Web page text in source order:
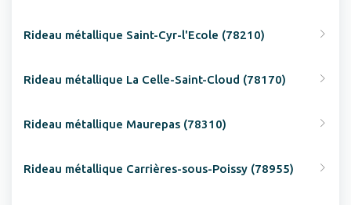
Rideau métallique Saint-Cyr-l'Ecole (78210)
Rideau métallique La Celle-Saint-Cloud (78170)
Rideau métallique Maurepas (78310)
Rideau métallique Carrières-sous-Poissy (78955)